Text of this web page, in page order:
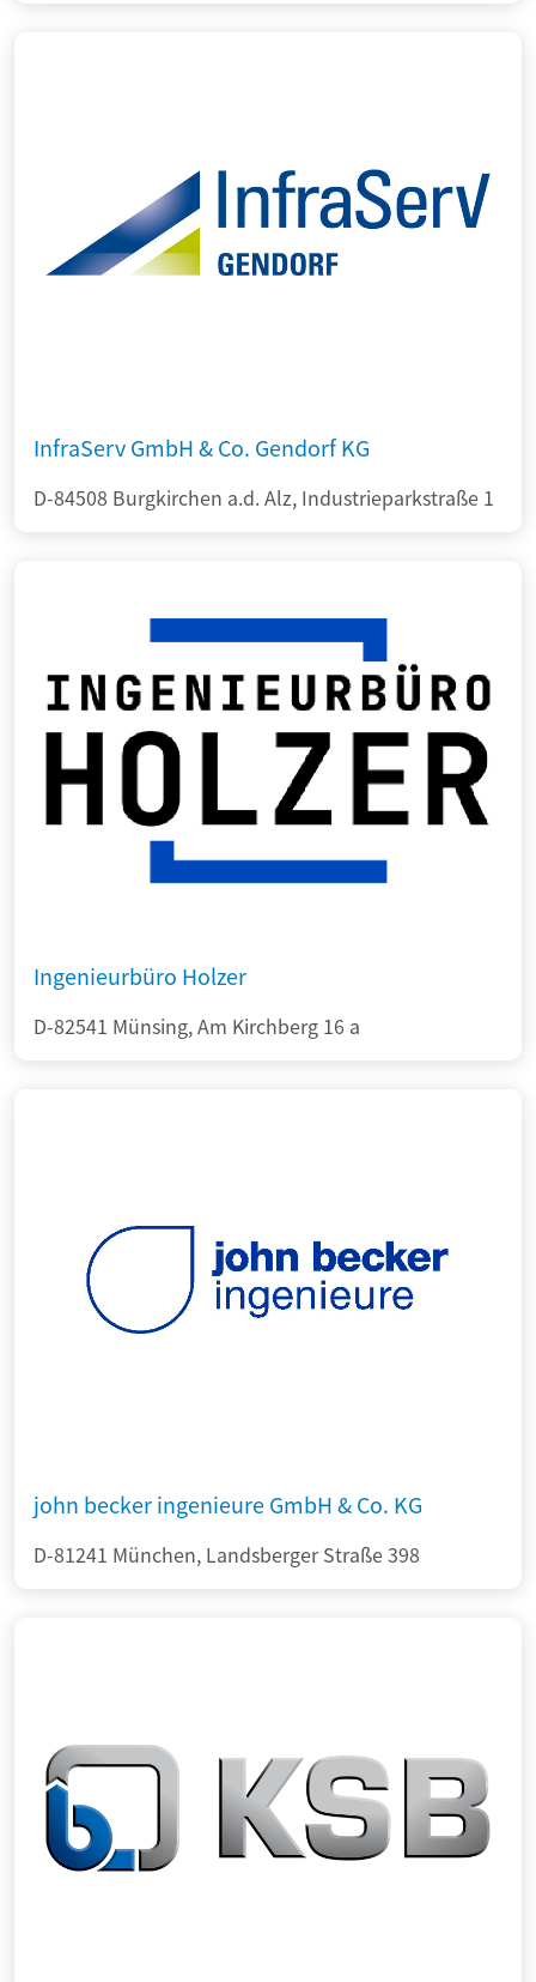
InfraServ GmbH & Co. Gendorf KG
D-84508 Burgkirchen a.d. Alz, Industrieparkstraße 1
Ingenieurbüro Holzer
D-82541 Münsing, Am Kirchberg 16 a
john becker ingenieure GmbH & Co. KG
D-81241 München, Landsberger Straße 398